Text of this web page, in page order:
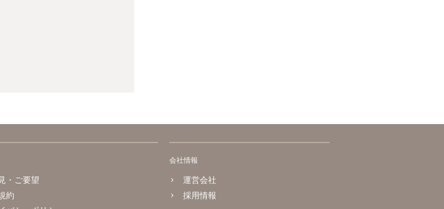
・ご要望
約
会社情報
運営会社
採用情報